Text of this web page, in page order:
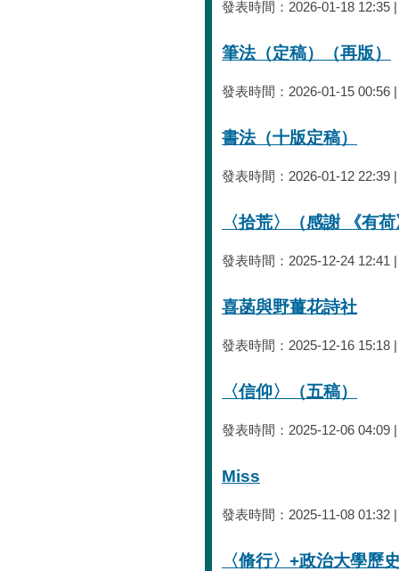
發表時間：2026-01-18 12:35
筆法（定稿）（再版）
發表時間：2026-01-15 00:56
書法（十版定稿）
發表時間：2026-01-12 22:39
〈拾荒〉（感謝 《有
發表時間：2025-12-24 12:41
喜菡與野薑花詩社
發表時間：2025-12-16 15:18
〈信仰〉（五稿）
發表時間：2025-12-06 04:09
Miss
發表時間：2025-11-08 01:32
〈脩行〉+政治大學歷